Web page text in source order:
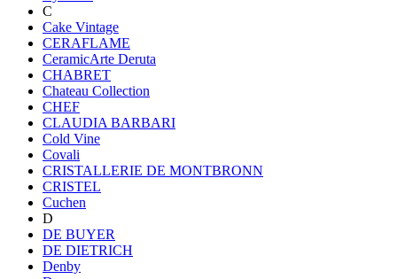
C
Cake Vintage
CERAFLAME
CeramicArte Deruta
CHABRET
Chateau Collection
CHEF
CLAUDIA BARBARI
Cold Vine
Covali
CRISTALLERIE DE MONTBRONN
CRISTEL
Cuchen
D
DE BUYER
DE DIETRICH
Denby